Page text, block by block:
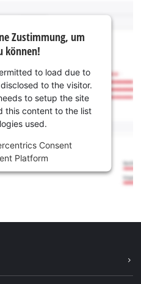
Zustimmung, um
können!
to load due to
to the visitor.
to setup the site
this content to the list
used.
Consent
Platform